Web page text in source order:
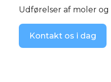
Udførelser af moler
Kontakt os i dag